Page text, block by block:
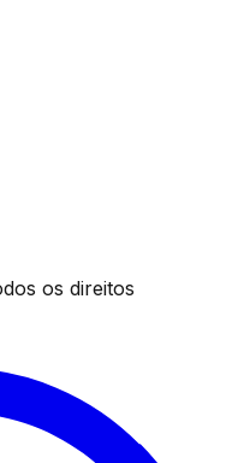
os direitos